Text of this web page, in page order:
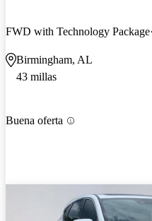
FWD with Technology Package
Birmingham, AL
43 millas
Buena oferta